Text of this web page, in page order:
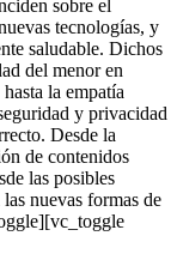
sobre el
tecnologías, y
saludable. Dichos
del menor en
la empatía
y privacidad
Desde la
de contenidos
las posibles
nuevas formas de